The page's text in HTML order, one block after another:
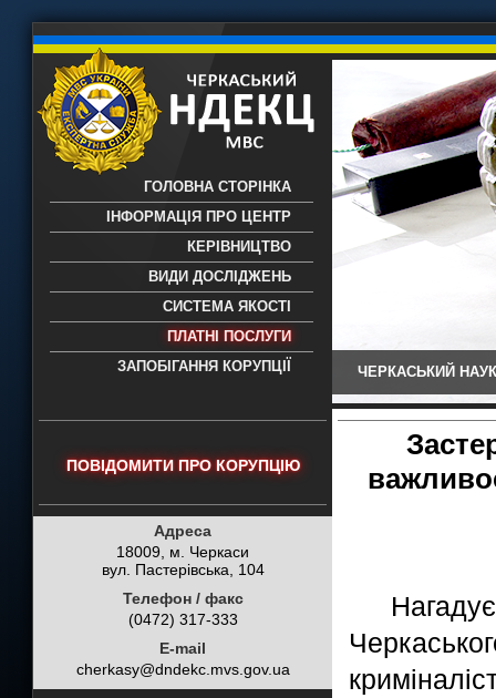
науково-дослідний експертно-
- проведення всих видів судових
експертиз
ГОЛОВНА СТОРІНКА
ІНФОРМАЦІЯ ПРО ЦЕНТР
КЕРІВНИЦТВО
ВИДИ ДОСЛІДЖЕНЬ
СИСТЕМА ЯКОСТІ
ПЛАТНІ ПОСЛУГИ
ЗАПОБІГАННЯ КОРУПЦІЇ
ЧЕРКАСЬКИЙ
ПОВІДОМИТИ ПРО КОРУПЦІЮ
Адреса
18009, м. Черкаси
вул. Пастерівська, 104
Телефон / факс
(0472) 317-333
E-mail
cherkasy@dndekc.mvs.gov.ua